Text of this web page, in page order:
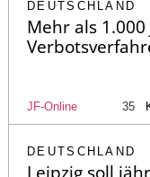
DEUTSCHLAND
Mehr als
JF-Online 35
DEUTSCHLAND